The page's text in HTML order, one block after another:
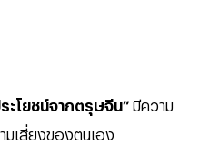
ะโยชน์จากตรุษจีน” มีความ
มเสี่ยงของตนเอง